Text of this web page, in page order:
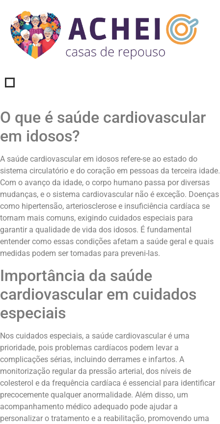
O que é saúde cardiovascular
em idosos?
A saúde cardiovascular em idosos refere-se ao estado do
sistema circulatório e do coração em pessoas da terceira idade.
Com o avanço da idade, o corpo humano passa por diversas
mudanças, e o sistema cardiovascular não é exceção. Doenças
como hipertensão, arteriosclerose e insuficiência cardíaca se
tornam mais comuns, exigindo cuidados especiais para
garantir a qualidade de vida dos idosos. É fundamental
entender como essas condições afetam a saúde geral e quais
medidas podem ser tomadas para preveni-las.
Importância da saúde
cardiovascular em cuidados
especiais
Nos cuidados especiais, a saúde cardiovascular é uma
prioridade, pois problemas cardíacos podem levar a
complicações sérias, incluindo derrames e infartos. A
monitorização regular da pressão arterial, dos níveis de
colesterol e da frequência cardíaca é essencial para identificar
precocemente qualquer anormalidade. Além disso, um
acompanhamento médico adequado pode ajudar a
personalizar o tratamento e a reabilitação, promovendo uma